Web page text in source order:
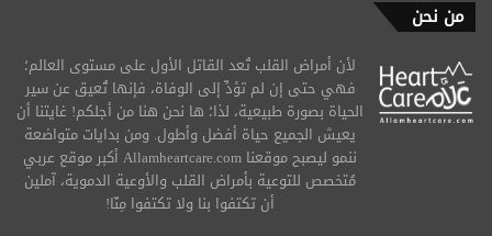
من نحن
لأن أمراض القلب تُعد القاتل الأول على مستوى العالم؛
فهي حتى إن لم تؤدِّ إلى الوفاة، فإنها تُعيق عن سير
الحياة بصورة طبيعية، لذا؛ ها نحن هنا من أجلكم! غايتنا أن
يعيش الجميع حياة أفضل وأطول. ومن بدايات متواضعة
ننمو ليصبح موقعنا Allamheartcare.com أكبر موقع عربي
مُتخصص للتوعية بأمراض القلب والأوعية الدموية، آملين
أن تكتفوا بنا ولا تكتفوا مِنّا!